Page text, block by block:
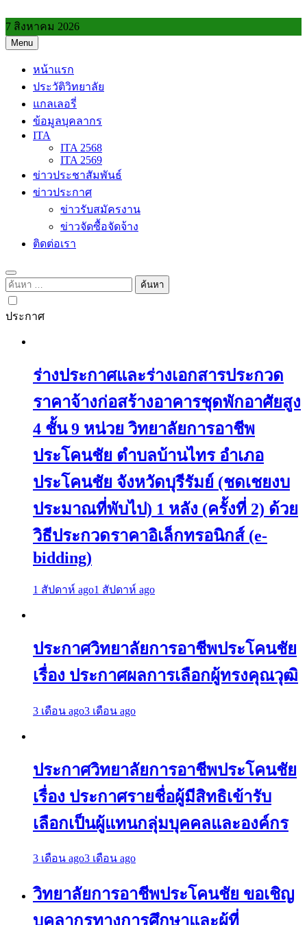
to
content
7 สิงหาคม 2026
Menu
หน้าแรก
ประวัติวิทยาลัย
แกลเลอรี่
ข้อมูลบุคลากร
ITA
ITA 2568
ITA 2569
ข่าวประชาสัมพันธ์
ข่าวประกาศ
ข่าวรับสมัครงาน
ข่าวจัดซื้อจัดจ้าง
ติดต่อเรา
ค้นหา
สำหรับ:
ประกาศ
ร่างประกาศและร่างเอกสารประกวด
ราคาจ้างก่อสร้างอาคารชุดพักอาศัยสูง
4 ชั้น 9 หน่วย วิทยาลัยการอาชีพ
ประโคนชัย ตำบลบ้านไทร อำเภอ
ประโคนชัย จังหวัดบุรีรัมย์ (ชดเชยงบ
ประมาณที่พับไป) 1 หลัง (ครั้งที่ 2) ด้วย
วิธีประกวดราคาอิเล็กทรอนิกส์ (e-
bidding)
1 สัปดาห์ ago1 สัปดาห์ ago
ประกาศวิทยาลัยการอาชีพประโคนชัย
เรื่อง ประกาศผลการเลือกผู้ทรงคุณวุฒิ
3 เดือน ago3 เดือน ago
ประกาศวิทยาลัยการอาชีพประโคนชัย
เรื่อง ประกาศรายชื่อผู้มีสิทธิเข้ารับ
เลือกเป็นผู้แทนกลุ่มบุคคลและองค์กร
3 เดือน ago3 เดือน ago
วิทยาลัยการอาชีพประโคนชัย ขอเชิญ
บุคลากรทางการศึกษาและผู้ที่